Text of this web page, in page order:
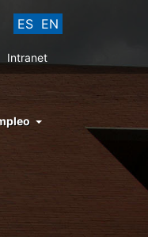
ES EN
Intranet